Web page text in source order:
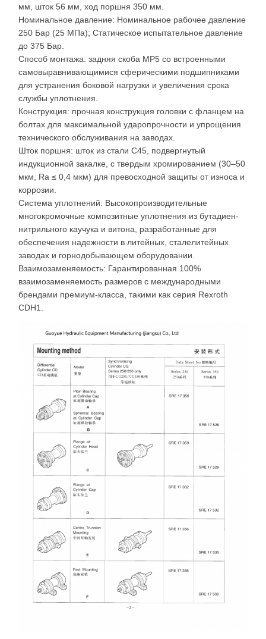
мм, шток 56 мм, ход поршня 350 мм.
Номинальное давление: Номинальное рабочее давление
250 Бар (25 МПа); Статическое испытательное давление
до 375 Бар.
Способ монтажа: задняя скоба MP5 со встроенными
самовыравнивающимися сферическими подшипниками
для устранения боковой нагрузки и увеличения срока
службы уплотнения.
Конструкция: прочная конструкция головки с фланцем на
болтах для максимальной ударопрочности и упрощения
технического обслуживания на заводах.
Шток поршня: шток из стали C45, подвергнутый
индукционной закалке, с твердым хромированием (30–50
мкм, Ra ≤ 0,4 мкм) для превосходной защиты от износа и
коррозии.
Система уплотнений: Высокопроизводительные
многокромочные композитные уплотнения из бутадиен-
нитрильного каучука и витона, разработанные для
обеспечения надежности в литейных, сталелитейных
заводах и горнодобывающем оборудовании.
Взаимозаменяемость: Гарантированная 100%
взаимозаменяемость размеров с международными
брендами премиум-класса, такими как серия Rexroth
CDH1.